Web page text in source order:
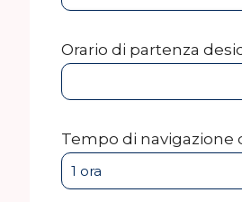
Orario di partenza
Tempo di navigazione